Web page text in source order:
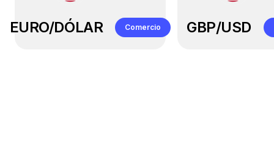
EURO/DÓLAR
Comercio
GBP/USD